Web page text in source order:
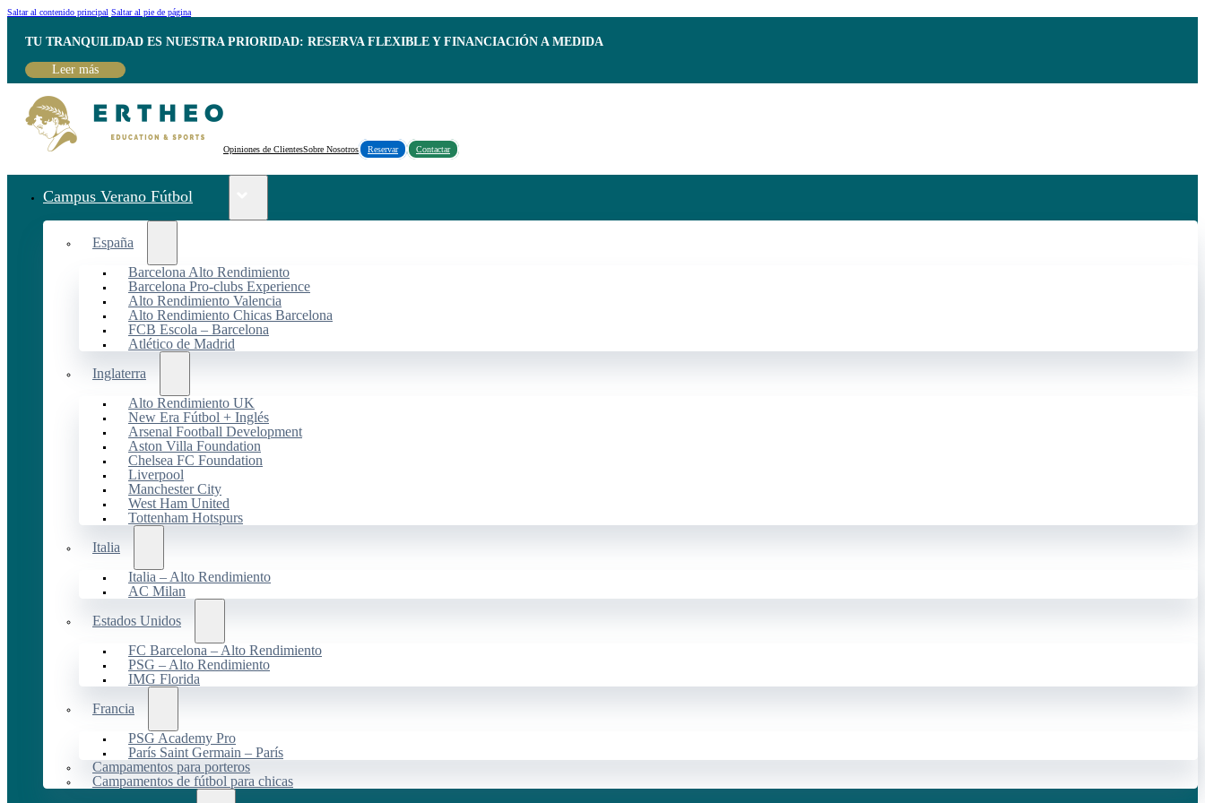
Saltar al contenido principal Saltar al pie de página
TU TRANQUILIDAD ES NUESTRA PRIORIDAD: RESERVA FLEXIBLE Y FINANCIACIÓN A MEDIDA
Leer más
Opiniones de ClientesSobre Nosotros Reservar Contactar
Campus Verano Fútbol
España
Barcelona Alto Rendimiento
Barcelona Pro-clubs Experience
Alto Rendimiento Valencia
Alto Rendimiento Chicas Barcelona
FCB Escola – Barcelona
Atlético de Madrid
Inglaterra
Alto Rendimiento UK
New Era Fútbol + Inglés
Arsenal Football Development
Aston Villa Foundation
Chelsea FC Foundation
Liverpool
Manchester City
West Ham United
Tottenham Hotspurs
Italia
Italia – Alto Rendimiento
AC Milan
Estados Unidos
FC Barcelona – Alto Rendimiento
PSG – Alto Rendimiento
IMG Florida
Francia
PSG Academy Pro
París Saint Germain – París
Campamentos para porteros
Campamentos de fútbol para chicas